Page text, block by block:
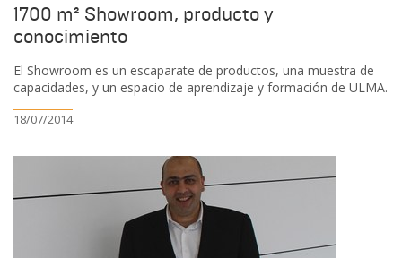
1700 m² Showroom, producto y
conocimiento
El Showroom es un escaparate de productos, una muestra de
capacidades, y un espacio de aprendizaje y formación de ULMA.
18/07/2014